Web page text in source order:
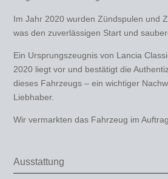
Im Jahr 2020 wurden Zündspulen und
was den zuverlässigen Start und
Ein Ursprungszeugnis von Lancia
2020 liegt vor und bestätigt die
dieses Fahrzeugs – ein wichtiger
Liebhaber.
Wir vermarkten das Fahrzeug im Auftrag.
Ausstattung